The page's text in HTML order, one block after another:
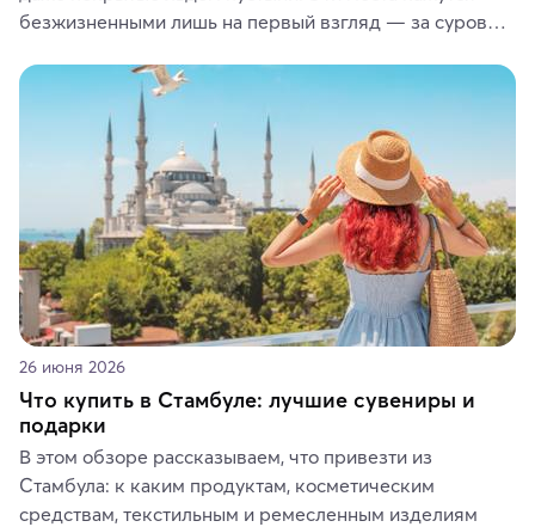
безжизненными лишь на первый взгляд — за суровой
животные и маршруты, которые дарят одни из самых
ярких впечатлений от путешествий.
26 июня 2026
Что купить в Стамбуле: лучшие сувениры и
подарки
В этом обзоре рассказываем, что привезти из
Стамбула: к каким продуктам, косметическим
средствам, текстильным и ремесленным изделиям